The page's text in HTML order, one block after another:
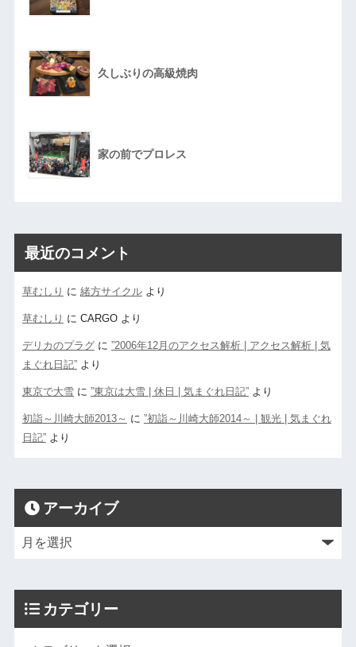
久しぶりの高級焼肉
家の前でプロレス
最近のコメント
草むしり に 緒方サイクルより
草むしり に CARGOより
デリカのプラグに ”2006年12月のアクセス解析 | アクセス解析 | 気
まぐれ日記”より
東京で大雪に ”東京は大雪 | 休日 | 気まぐれ日記”より
初詣～川崎大師2013～ に ”初詣～川崎大師2014～ | 観光 | 気まぐれ
日記”より
アーカイブ
カテゴリー